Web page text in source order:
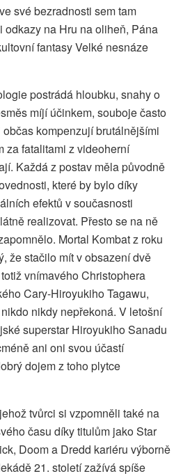
své bezradnosti sem tam
na Hru na oliheň, Pána
fantasy Velké nesnáze
postrádá hloubku, snahy o
míjí účinkem, souboje často
kompenzují brutálnějšími
za fatalitami z videoherní
Každá z postav měla původně
které by bylo díky
efektů v současnosti
realizovat. Přesto se na ně
Mortal Kombat z roku
že stačilo mít v obsazení dvě
vnímavého Christophera
Cary-Hiroyukiho Tagawu,
nikdy nepřekoná. V letošní
superstar Hiroyukiho Sanadu
ani oni svou účastí
dojem z toho plytce
tvůrci si vzpomněli také na
času díky titulům jako Star
Doom a Dredd kariéru výborně
21. století zažívá spíše